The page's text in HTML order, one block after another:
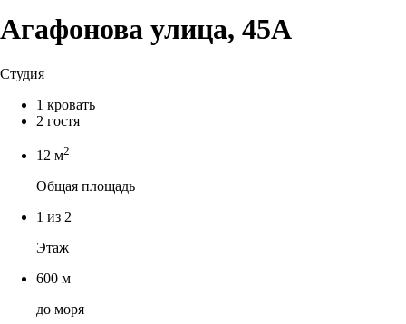
Агафонова улица, 45А
Студия
1 кровать
2 гостя
12 м2
Общая площадь
1 из 2
Этаж
600 м
до моря